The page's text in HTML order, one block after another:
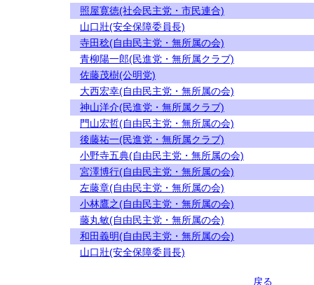
照屋寛徳(社会民主党・市民連合)
山口壯(安全保障委員長)
寺田稔(自由民主党・無所属の会)
青柳陽一郎(民進党・無所属クラブ)
佐藤茂樹(公明党)
大西宏幸(自由民主党・無所属の会)
神山洋介(民進党・無所属クラブ)
門山宏哲(自由民主党・無所属の会)
後藤祐一(民進党・無所属クラブ)
小野寺五典(自由民主党・無所属の会)
宮澤博行(自由民主党・無所属の会)
左藤章(自由民主党・無所属の会)
小林鷹之(自由民主党・無所属の会)
藤丸敏(自由民主党・無所属の会)
和田義明(自由民主党・無所属の会)
山口壯(安全保障委員長)
戻る